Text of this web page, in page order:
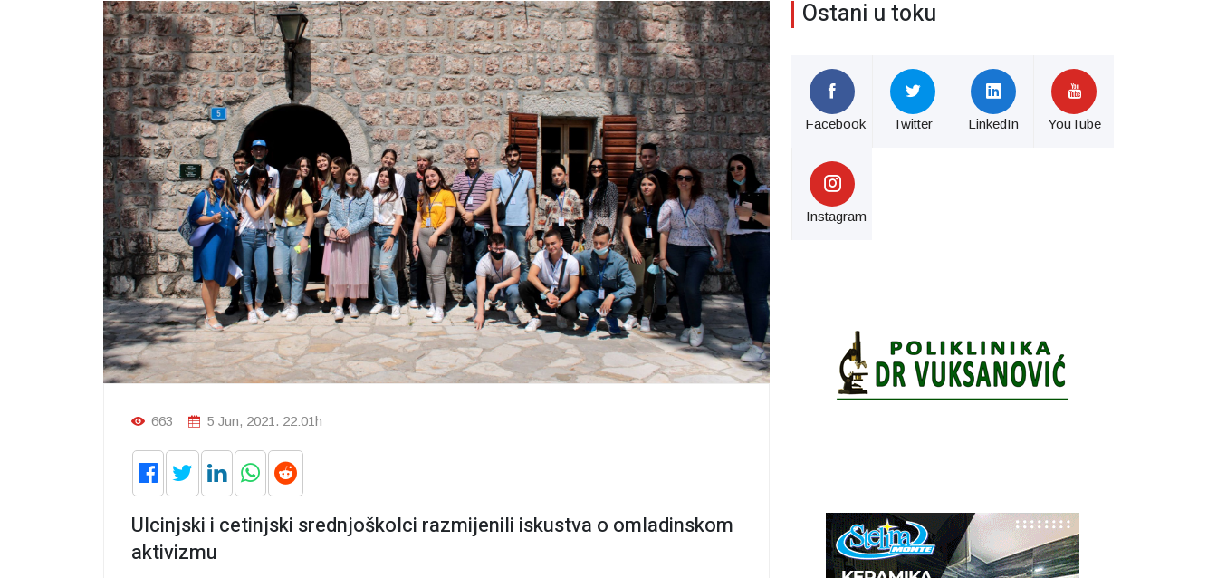
663 5 Jun, 2021. 22:01h
Ulcinjski i cetinjski srednjoškolci razmijenili iskustva o omladinskom
aktivizmu
Ostani u toku
Facebook Twitter LinkedIn YouTube
Instagram